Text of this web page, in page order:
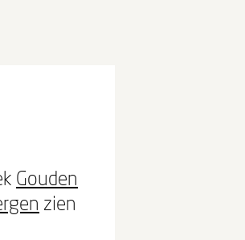
Gouden
zien